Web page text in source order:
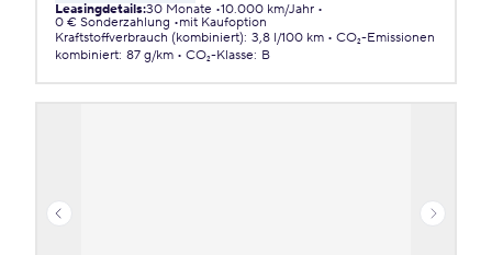
Leasingdetails:30 Monate 10.000 km/Jahr
0 € Sonderzahlung
mit Kaufoption
Kraftstoffverbrauch (kombiniert): 3,8 l/100 km
CO₂-Emissionen
kombiniert: 87 g/km CO₂-Klasse: B